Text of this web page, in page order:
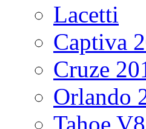
Lacetti
Captiva
Cruze
Orlando
Tahoe V8